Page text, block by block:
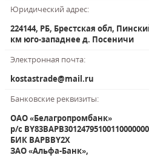
Юридический адрес:
224144, РБ, Брестская обл,
км юго-западнее д. Посеничи
Электронная почта:
kostastrade@mail.ru
Банковские реквизиты:
ОАО «Белагропромбанк»
р/с BY83BAPB30124795100110000000
БИК BAPBBY2X
ЗАО «Альфа-Банк»,